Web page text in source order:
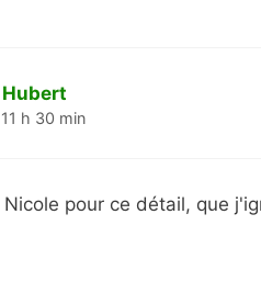
h 30 min
pour ce détail, que